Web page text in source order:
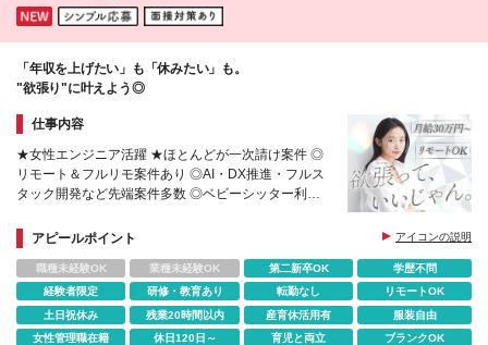
境を整えています！ ≪東京オフィス≫ 東京都千代田
オフィス≫ 愛知県名古屋市中区栄2-2-17名古屋情報
センタービル3階 ≪福岡オフィス≫ 福岡県福岡市中央
「年収を上げたい」も「休みたい」も。
"欲張り"に叶えよう◎
仕事内容
★女性エンジニア活躍 ★ほとんどが一次請け案件 ◎
リモート＆フルリモ案件あり ◎AI・DX推進・フルス
タック開発など先端案件多数 ◎ベビーシッター利用
アピールポイント
アイコンの説明
職種未経験OK 業種未経験OK 第二新卒OK
学歴不問
経験者限定
研修・教育あり 転勤なし
リモートOK
土日祝休み
残業20時間以内 産育休活用有
服装自由
女性管理職在籍
休日120日～ 育児と両立
ブランクOK